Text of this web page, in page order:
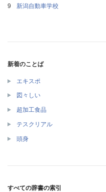
新潟自動車学校
新着のことば
エキスポ
図々しい
超加工食品
テスクリアル
頭身
すべての辞書の索引